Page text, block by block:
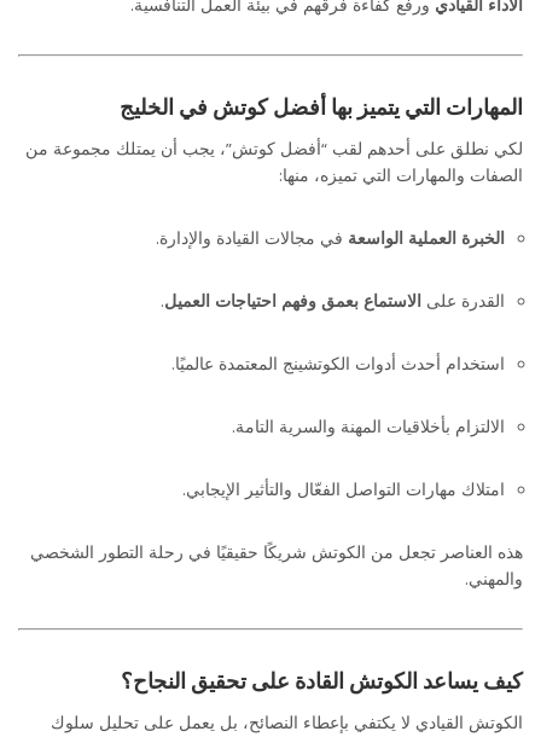
المهارات التي يتميز بها أفضل كوتش في الخليج
لكي نطلق على أحدهم لقب “أفضل كوتش”، يجب أن يمتلك مجموعة من
الصفات والمهارات التي تميزه، منها:
الخبرة العملية الواسعة في مجالات القيادة والإدارة.
القدرة على الاستماع بعمق وفهم احتياجات العميل.
استخدام أحدث أدوات الكوتشينج المعتمدة عالميًا.
الالتزام بأخلاقيات المهنة والسرية التامة.
امتلاك مهارات التواصل الفعّال والتأثير الإيجابي.
هذه العناصر تجعل من الكوتش شريكًا حقيقيًا في رحلة التطور الشخصي
والمهني.
كيف يساعد الكوتش القادة على تحقيق النجاح؟
الكوتش القيادي لا يكتفي بإعطاء النصائح، بل يعمل على تحليل سلوك